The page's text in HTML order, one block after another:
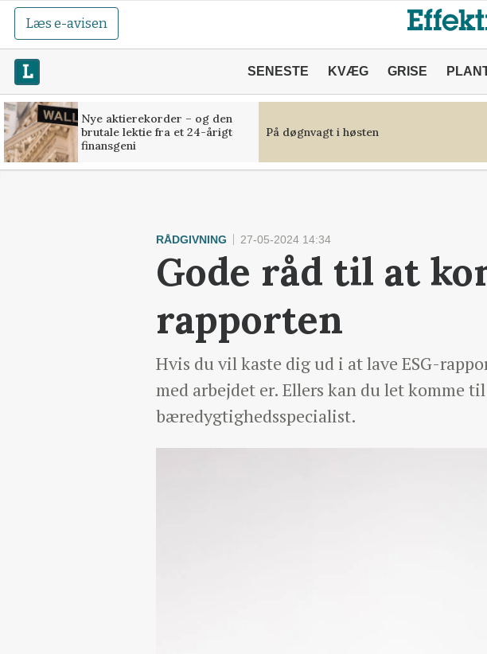
Læs e-avisen
SENESTE KVÆG GRISE
Nye aktierekorder – og den
brutale lektie fra et 24-årigt
finansgeni
På døgnvagt i høsten
RÅDGIVNING 27-05-2024 14:34
Gode råd til at
rapporten
Hvis du vil kaste dig ud i at lave ESG-
med arbejdet er. Ellers kan du let komme
bæredygtighedsspecialist.